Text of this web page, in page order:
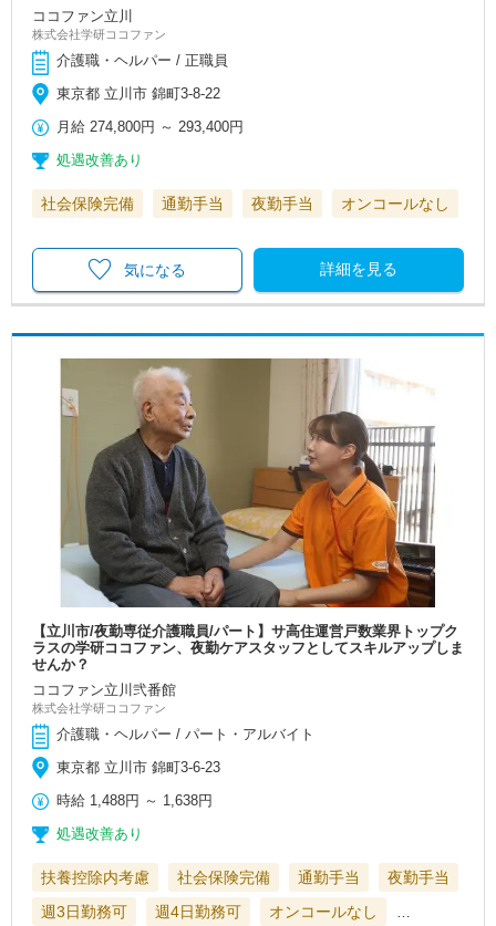
ココファン立川
株式会社学研ココファン
介護職・ヘルパー / 正職員
東京都 立川市 錦町3-8-22
月給 274,800円 ～ 293,400円
処遇改善あり
社会保険完備 通勤手当 夜勤手当 オンコールなし
詳細を見る
気になる
【立川市/夜勤専従介護職員/パート】サ高住運営戸数業界トップク
ラスの学研ココファン、夜勤ケアスタッフとしてスキルアップしま
せんか？
ココファン立川弐番館
株式会社学研ココファン
介護職・ヘルパー / パート・アルバイト
東京都 立川市 錦町3-6-23
時給 1,488円 ～ 1,638円
処遇改善あり
扶養控除内考慮 社会保険完備 通勤手当
夜勤手当
週3日勤務可
週4日勤務可 オンコールなし …